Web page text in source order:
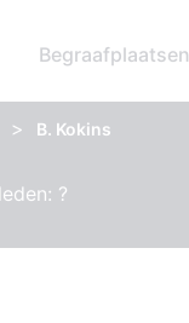
Begraafplaatsen
> B. Kokins
?